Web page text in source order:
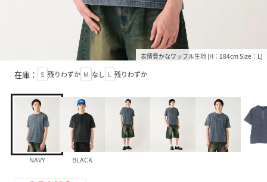
表情豊かなワッフル生地 [H：184cm Size：L]
在庫： S 残りわずか M なし L 残りわずか
NAVY BLACK